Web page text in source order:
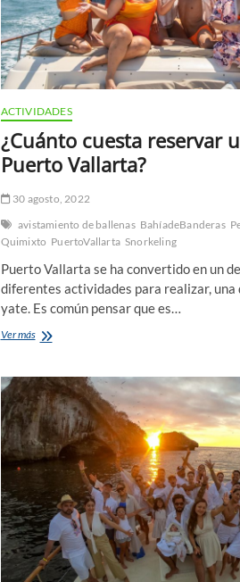
ACTIVIDADES
¿Cuánto cuesta reservar
Puerto Vallarta?
30 agosto, 2022
avistamiento de ballenas BahíadeBanderas
Quimixto PuertoVallarta Snorkeling
Puerto Vallarta se ha convertido en un
diferentes actividades para realizar, una
yate. Es común pensar que es…
Ver más¿Cuánto
un
yate
en
Puerto
Vallarta?